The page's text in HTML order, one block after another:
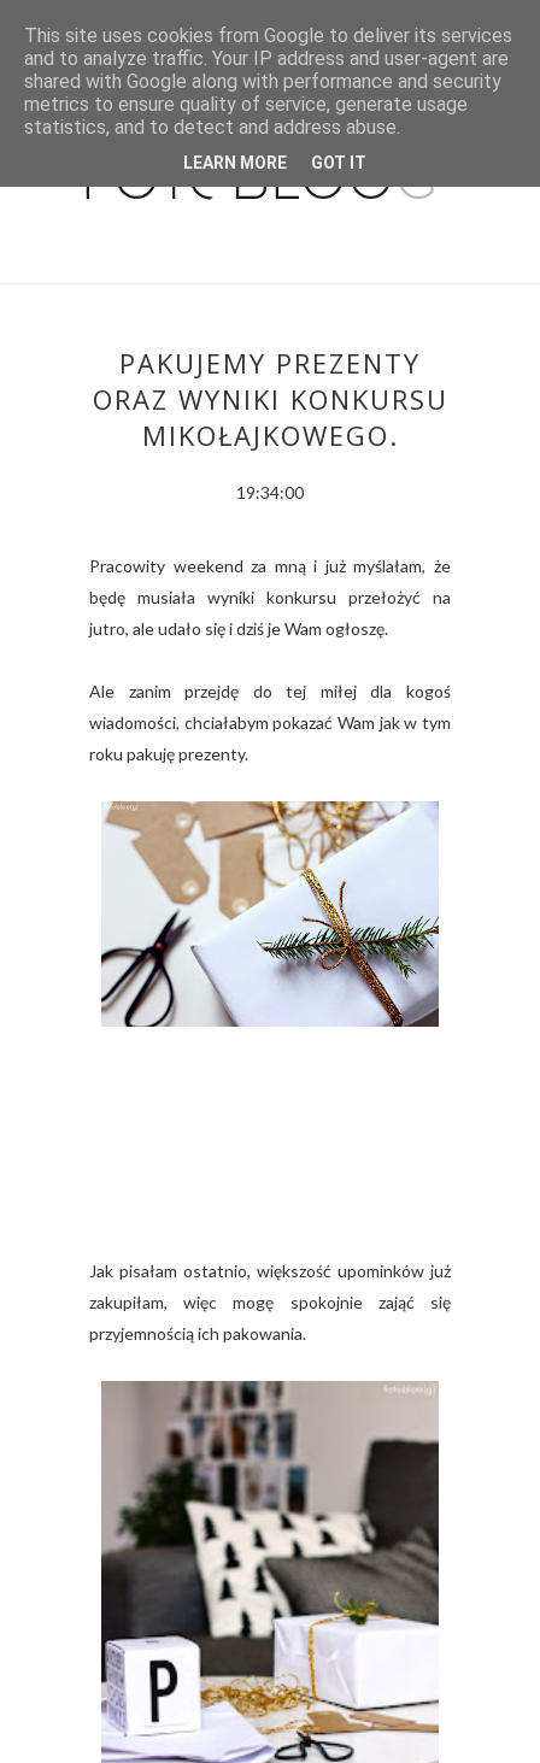
PAKUJEMY PREZENTY
ORAZ WYNIKI KONKURSU
MIKOŁAJKOWEGO.
19:34:00
Pracowity weekend za mną i już myślałam, że
będę musiała wyniki konkursu przełożyć na
jutro, ale udało się i dziś je Wam ogłoszę.
Ale zanim przejdę do tej miłej dla kogoś
wiadomości, chciałabym pokazać Wam jak w tym
roku pakuję prezenty.
Jak pisałam ostatnio, większość upominków już
zakupiłam, więc mogę spokojnie zająć się
przyjemnością ich pakowania.
This site uses cookies from Google to deliver its services
and to analyze traffic. Your IP address and user-agent are
shared with Google along with performance and security
metrics to ensure quality of service, generate usage
statistics, and to detect and address abuse.
LEARN MORE GOT IT